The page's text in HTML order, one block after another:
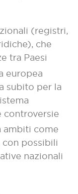
(registri,
che
tra Paesi
europea
subito per la
controversie
ambiti come
con possibili
nazionali